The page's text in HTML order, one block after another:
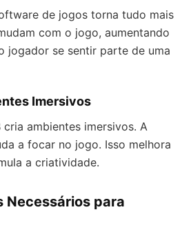
de jogos torna tudo mais
com o jogo, aumentando
jogador se sentir parte de uma
Imersivos
cria ambientes imersivos. A
a focar no jogo. Isso melhora
a criatividade.
Necessários para